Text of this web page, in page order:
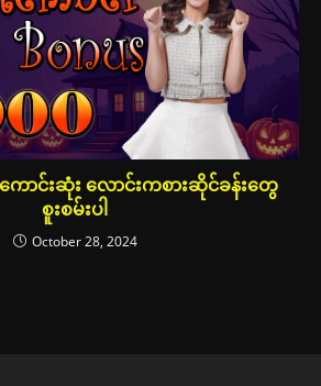
ောင်းဆုံး လောင်းကစားဆိုင်ခန်းတွေ
စူးစမ်းပါ
October 28, 2024